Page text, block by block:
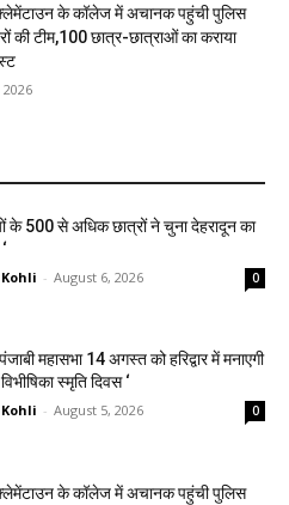
के कॉलेज में अचानक पहुंची पुलिस
की टीम,100 छात्र-छात्राओं का कराया
के 500 से अधिक छात्रों ने चुना देहरादून का
- August 6, 2026 0
महासभा 14 अगस्त को हरिद्वार में मनाएगी
स्मृति दिवस ‘
- August 5, 2026 0
के कॉलेज में अचानक पहुंची पुलिस